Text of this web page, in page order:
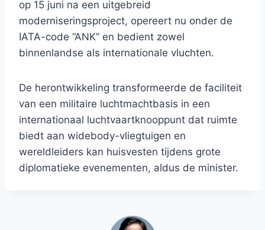
op 15 juni na een uitgebreid
moderniseringsproject, opereert nu onder de
IATA-code “ANK” en bedient zowel
binnenlandse als internationale vluchten.
De herontwikkeling transformeerde de faciliteit
van een militaire luchtmachtbasis in een
internationaal luchtvaartknooppunt dat ruimte
biedt aan widebody-vliegtuigen en
wereldleiders kan huisvesten tijdens grote
diplomatieke evenementen, aldus de minister.